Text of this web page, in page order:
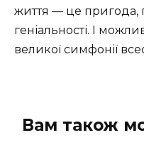
життя — це пригода,
геніальності. І
великої симфонії
Вам також